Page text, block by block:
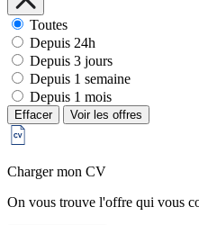
Toutes
Depuis 24h
Depuis 3 jours
Depuis 1 semaine
Depuis 1 mois
Effacer Voir les offres
Charger mon CV
On vous trouve l'offre qui vous